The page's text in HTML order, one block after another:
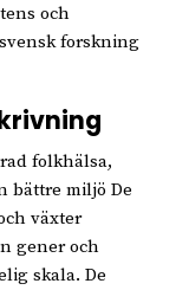
och
forskning
folkhälsa,
bättre miljö De
växter
gener och
skala. De